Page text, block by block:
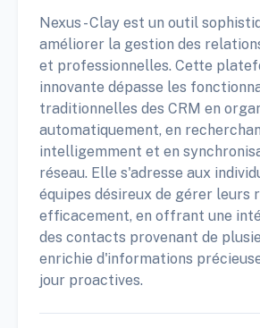
Nexus - Clay est un outil
améliorer la gestion des
et professionnelles. Cette
innovante dépasse les
traditionnelles des CRM en
automatiquement, en
intelligemment et en
réseau. Elle s'adresse aux
équipes désireux de gérer leurs
efficacement, en offrant une
des contacts provenant de
enrichie d'informations
jour proactives.